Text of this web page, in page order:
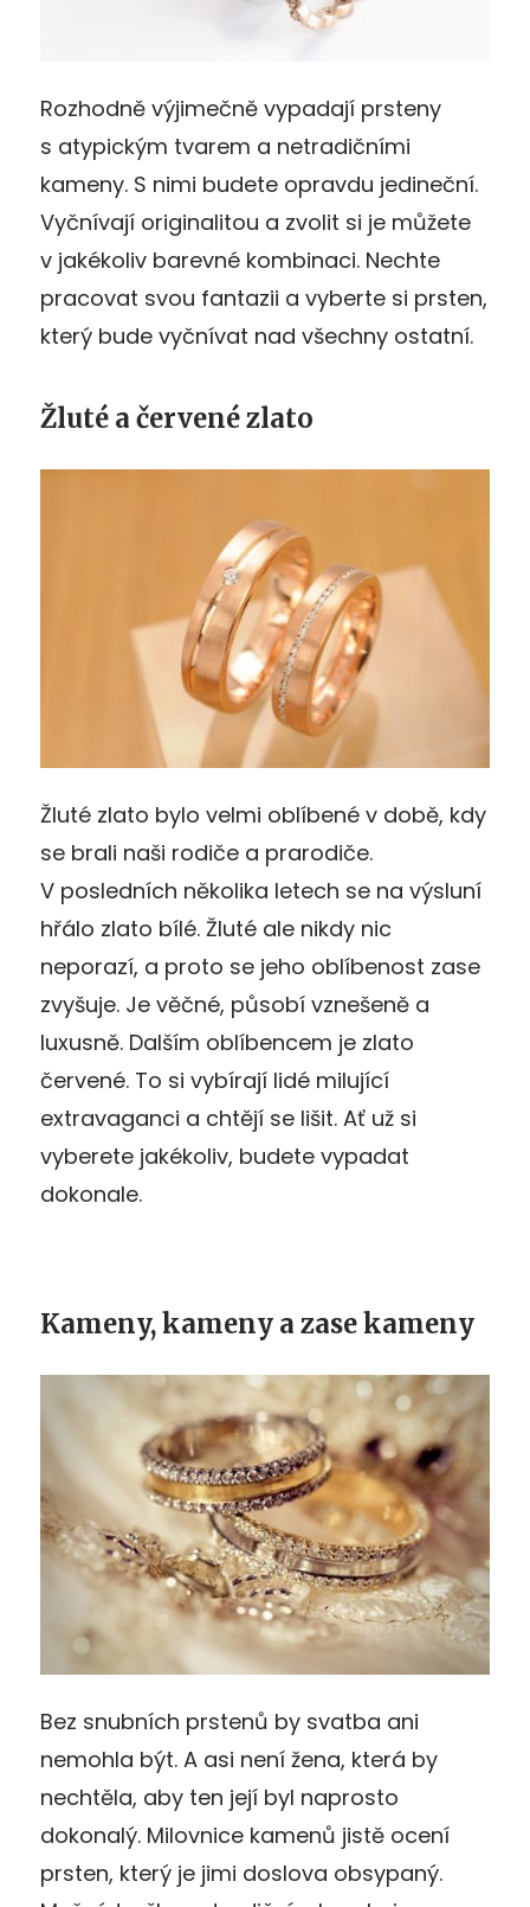
Rozhodně výjimečně vypadají prsteny
s atypickým tvarem a netradičními
kameny. S nimi budete opravdu jedineční.
Vyčnívají originalitou a zvolit si je můžete
v jakékoliv barevné kombinaci. Nechte
pracovat svou fantazii a vyberte si prsten,
který bude vyčnívat nad všechny ostatní.
Žluté a červené zlato
Žluté zlato bylo velmi oblíbené v době, kdy
se brali naši rodiče a prarodiče.
V posledních několika letech se na výsluní
hřálo zlato bílé. Žluté ale nikdy nic
neporazí, a proto se jeho oblíbenost zase
zvyšuje. Je věčné, působí vznešeně a
luxusně. Dalším oblíbencem je zlato
červené. To si vybírají lidé milující
extravaganci a chtějí se lišit. Ať už si
vyberete jakékoliv, budete vypadat
dokonale.
Kameny, kameny a zase kameny
Bez snubních prstenů by svatba ani
nemohla být. A asi není žena, která by
nechtěla, aby ten její byl naprosto
dokonalý. Milovnice kamenů jistě ocení
prsten, který je jimi doslova obsypaný.